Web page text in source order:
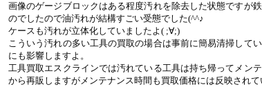
画像のゲージブロックはある程度汚れを除去した状態ですが
のでしたので油汚れが結構すごい受態でした(^^♪
ケースも汚れが立体化していましたよ( ;∀;)
こういう汚れの多い工具の買取の場合は事前に簡易清掃して
にも影響しますよ。
工具買取エスクラインでは汚れている工具は持ち帰ってメン
から再販しますがメンテナンス時間も買取価格には反映されて